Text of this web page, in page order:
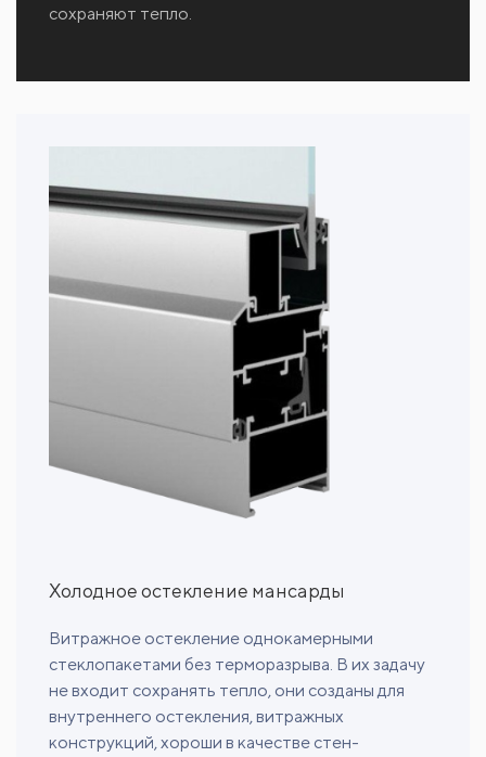
сохраняют тепло.
Холодное остекление мансарды
Витражное остекление однокамерными
стеклопакетами без терморазрыва. В их задачу
не входит сохранять тепло, они созданы для
внутреннего остекления, витражных
конструкций, хороши в качестве стен-